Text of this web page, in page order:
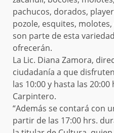
pachucos, dorados,
pozole, esquites,
son parte de esta
ofrecerán.
La Lic. Diana Zamora,
ciudadanía a que
las 10:00 y hasta las
Carpintero.
“Además se contará con
partir de las 17:00 hrs.